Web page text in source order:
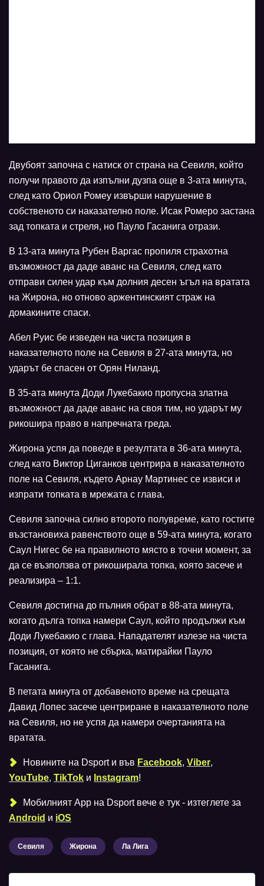
Двубоят започна с натиск от страна на Севиля, който
получи правото да изпълни дузпа още в 3-ата минута,
след като Ориол Ромеу извърши нарушение в
собственото си наказателно поле. Исак Ромеро застана
зад топката и стреля, но Пауло Гасанига отрази.
В 13-ата минута Рубен Варгас пропиля страхотна
възможност да даде аванс на Севиля, след като
отправи силен удар към долния десен ъгъл на вратата
на Жирона, но отново аржентинският страж на
домакините спаси.
Абел Руис бе изведен на чиста позиция в
наказателното поле на Севиля в 27-ата минута, но
ударът бе спасен от Орян Ниланд.
В 35-ата минута Доди Лукебакио пропусна златна
възможност да даде аванс на своя тим, но ударът му
рикошира право в напречната греда.
Жирона успя да поведе в резултата в 36-ата минута,
след като Виктор Циганков центрира в наказателното
поле на Севиля, където Арнау Мартинес се извиси и
изпрати топката в мрежата с глава.
Севиля започна силно второто полувреме, като гостите
възстановиха равенството още в 59-ата минута, когато
Саул Нигес бе на правилното място в точни момент, за
да се възползва от рикоширала топка, която засече и
реализира – 1:1.
Севиля достигна до пълния обрат в 88-ата минута,
когато дълга топка намери Саул, който продължи към
Доди Лукебакио с глава. Нападателят излезе на чиста
позиция, от която не сбърка, матирайки Пауло
Гасанига.
В петата минута от добавеното време на срещата
Давид Лопес засече центриране в наказателното поле
на Севиля, но не успя да намери очертанията на
вратата.
Новините на Dsport и във Facebook, Viber,
YouTube, TikTok и Instagram!
Мобилният Аpp на Dsport вече е тук - изтеглете за
Android и iOS
Севиля Жирона Ла Лига